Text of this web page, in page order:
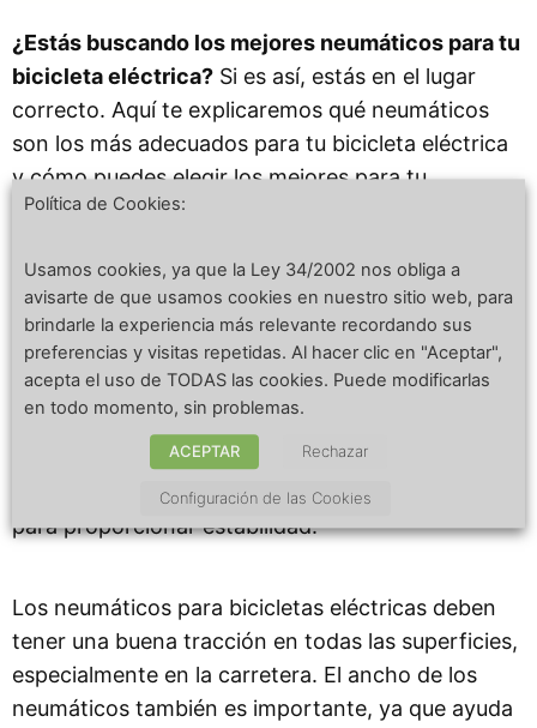
¿Estás buscando los mejores neumáticos para tu
bicicleta eléctrica? Si es así, estás en el lugar
correcto. Aquí te explicaremos qué neumáticos
son los más adecuados para tu bicicleta eléctrica
y cómo puedes elegir los mejores para tu
situación.
Los neumáticos para bicicletas eléctricas deben
tener una buena presión para poder soportar el
peso adicional de la bicicleta y para ofrecer una
buena adherencia. Deben ser de una calidad que
sea capaz de resistir el desgaste y los impactos a
los que se enfrentará la bicicleta eléctrica.
Además, deberían ser lo suficientemente anchos
para proporcionar estabilidad.
Los neumáticos para bicicletas eléctricas deben
tener una buena tracción en todas las superficies,
especialmente en la carretera. El ancho de los
neumáticos también es importante, ya que ayuda
Política de Cookies:
Usamos cookies, ya que la Ley 34/2002 nos obliga a
avisarte de que usamos cookies en nuestro sitio web, para
brindarle la experiencia más relevante recordando sus
preferencias y visitas repetidas. Al hacer clic en "Aceptar",
acepta el uso de TODAS las cookies. Puede modificarlas
en todo momento, sin problemas.
ACEPTAR Rechazar
Configuración de las Cookies